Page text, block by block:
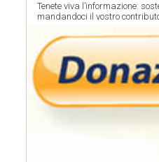
Tenete viva l’informazione:
mandandoci il vostro